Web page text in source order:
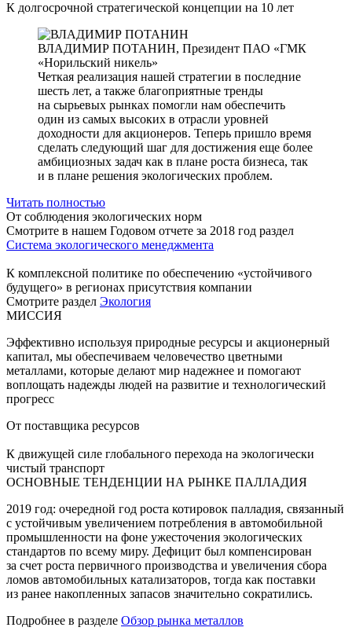
К долгосрочной стратегической концепции на 10 лет
ВЛАДИМИР ПОТАНИН, Президент ПАО «ГМК
«Норильский никель»
Четкая реализация нашей стратегии в последние
шесть лет, а также благоприятные тренды
на сырьевых рынках помогли нам обеспечить
один из самых высоких в отрасли уровней
доходности для акционеров. Теперь пришло время
сделать следующий шаг для достижения еще более
амбициозных задач как в плане роста бизнеса, так
и в плане решения экологических проблем.
Читать полностью
От соблюдения экологических норм
Смотрите в нашем Годовом отчете за 2018 год раздел
Система экологического менеджмента
К комплексной политике по обеспечению «устойчивого
будущего» в регионах присутствия компании
Смотрите раздел Экология
МИССИЯ
Эффективно используя природные ресурсы и акционерный
капитал, мы обеспечиваем человечество цветными
металлами, которые делают мир надежнее и помогают
воплощать надежды людей на развитие и технологический
прогресс
От поставщика ресурсов
К движущей силе глобального перехода на экологически
чистый транспорт
ОСНОВНЫЕ ТЕНДЕНЦИИ НА РЫНКЕ ПАЛЛАДИЯ
2019 год: очередной год роста котировок палладия, связанный
с устойчивым увеличением потребления в автомобильной
промышленности на фоне ужесточения экологических
стандартов по всему миру. Дефицит был компенсирован
за счет роста первичного производства и увеличения сбора
ломов автомобильных катализаторов, тогда как поставки
из ранее накопленных запасов значительно сократились.
Подробнее в разделе Обзор рынка металлов